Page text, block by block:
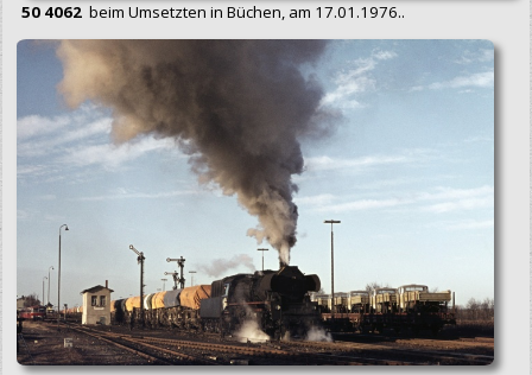
50 4062 beim Umsetzten in Büchen, am 17.01.1976..